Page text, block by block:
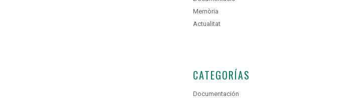
Memòria
Actualitat
CATEGORÍAS
Documentación